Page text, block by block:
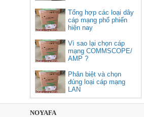
Cáp HDMI 2.1 dài 10M sợi
quang 8K C11028DGY (Hỗ trợ
Tổng hợp các loại dây
cáp mạng phổ phiến
hiện nay
Vì sao lại chọn cáp
mạng COMMSCOPE/
AMP ?
Phân biệt và chọn
đúng loại cáp mạng
LAN
NOYAFA